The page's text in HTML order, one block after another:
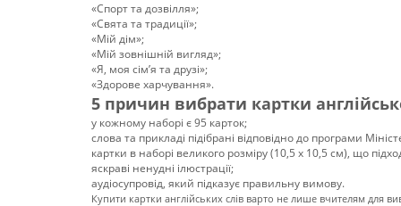
«Спорт та дозвілля»;
«Свята та традиції»;
«Мій дім»;
«Мій зовнішній вигляд»;
«Я, моя сім’я та друзі»;
«Здорове харчування».
5 причин вибрати картки
у кожному наборі є 95 карток;
слова та прикладі підібрані відповідно до програми
картки в наборі великого розміру (10,5 х 10,5 см), що
яскраві ненудні ілюстрації;
аудіосупровід, який підказує правильну вимову.
Купити картки англійських слів варто не лише вчителям для